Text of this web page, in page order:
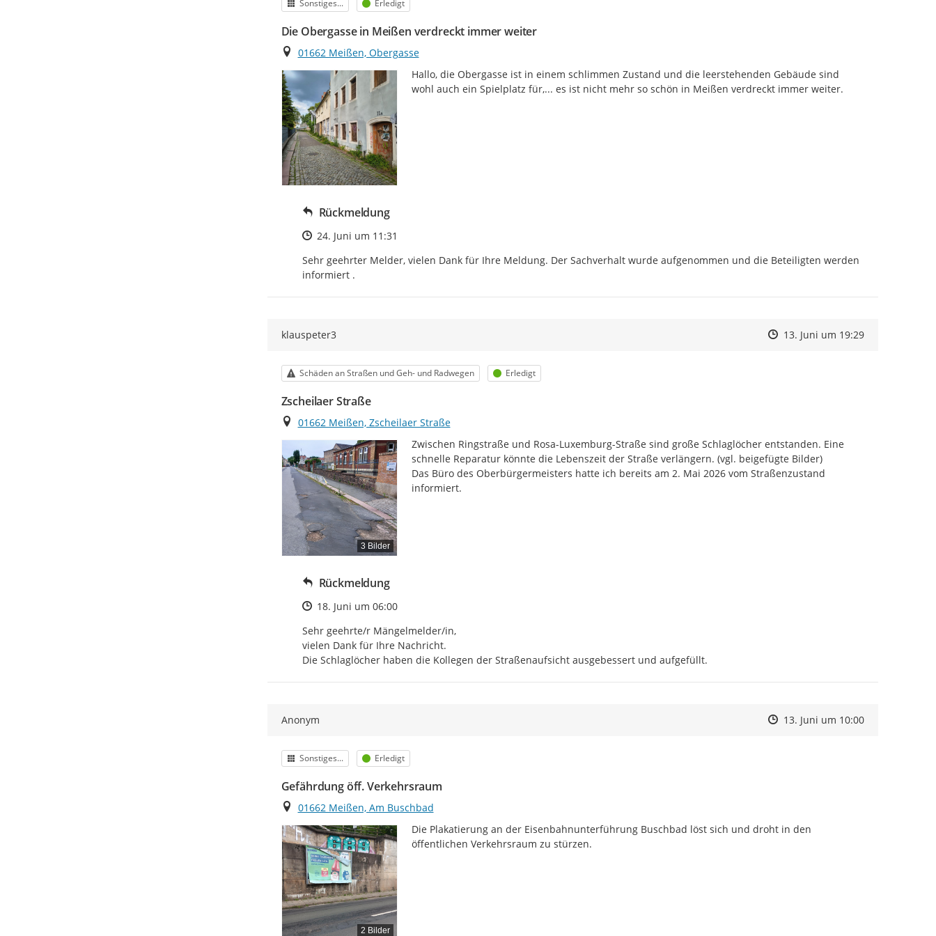
Kategorie
Sonstiges... Status
Erledigt
Die Obergasse in Meißen verdreckt immer weiter
Ort
01662 Meißen, Obergasse
Hallo, die Obergasse ist in einem schlimmen Zustand und die leerstehenden Gebäude sind
wohl auch ein Spielplatz für,... es ist nicht mehr so schön in Meißen verdreckt immer weiter.
Rückmeldung
Zeitpunkt des Erstellens
24. Juni um 11:31
Sehr geehrter Melder, vielen Dank für Ihre Meldung. Der Sachverhalt wurde aufgenommen und die Beteiligten werden
informiert .
klauspeter3 Zeitpunkt des Erstellens
Zeitpunkt des Erstellens
13. Juni um 19:29Zur Äußerung
Kategorie
Schäden an Straßen und Geh- und Radwegen Status
Erledigt
Zscheilaer Straße
Ort
01662 Meißen, Zscheilaer Straße
3 Bilder
Zwischen Ringstraße und Rosa-Luxemburg-Straße sind große Schlaglöcher entstanden. Eine
schnelle Reparatur könnte die Lebenszeit der Straße verlängern. (vgl. beigefügte Bilder)
Das Büro des Oberbürgermeisters hatte ich bereits am 2. Mai 2026 vom Straßenzustand
informiert.
Rückmeldung
Zeitpunkt des Erstellens
18. Juni um 06:00
Sehr geehrte/r Mängelmelder/in,
vielen Dank für Ihre Nachricht.
Die Schlaglöcher haben die Kollegen der Straßenaufsicht ausgebessert und aufgefüllt.
Anonym Zeitpunkt des Erstellens
Zeitpunkt des Erstellens
13. Juni um 10:00Zur Äußerung
Kategorie
Sonstiges... Status
Erledigt
Gefährdung öff. Verkehrsraum
Ort
01662 Meißen, Am Buschbad
2 Bilder
Die Plakatierung an der Eisenbahnunterführung Buschbad löst sich und droht in den
öffentlichen Verkehrsraum zu stürzen.